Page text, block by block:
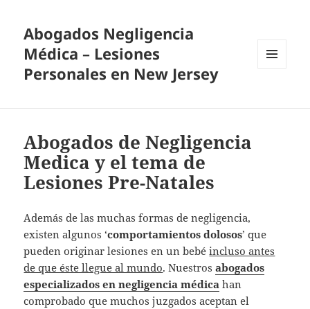
Abogados Negligencia
Médica – Lesiones
Personales en New Jersey
Abogados de Negligencia
Medica y el tema de
Lesiones Pre-Natales
Además de las muchas formas de negligencia,
existen algunos ‘comportamientos dolosos’ que
pueden originar lesiones en un bebéincluso antes
de que éste llegue al mundo. Nuestrosabogados
especializados en negligencia médica han
comprobado que muchos juzgados aceptan el